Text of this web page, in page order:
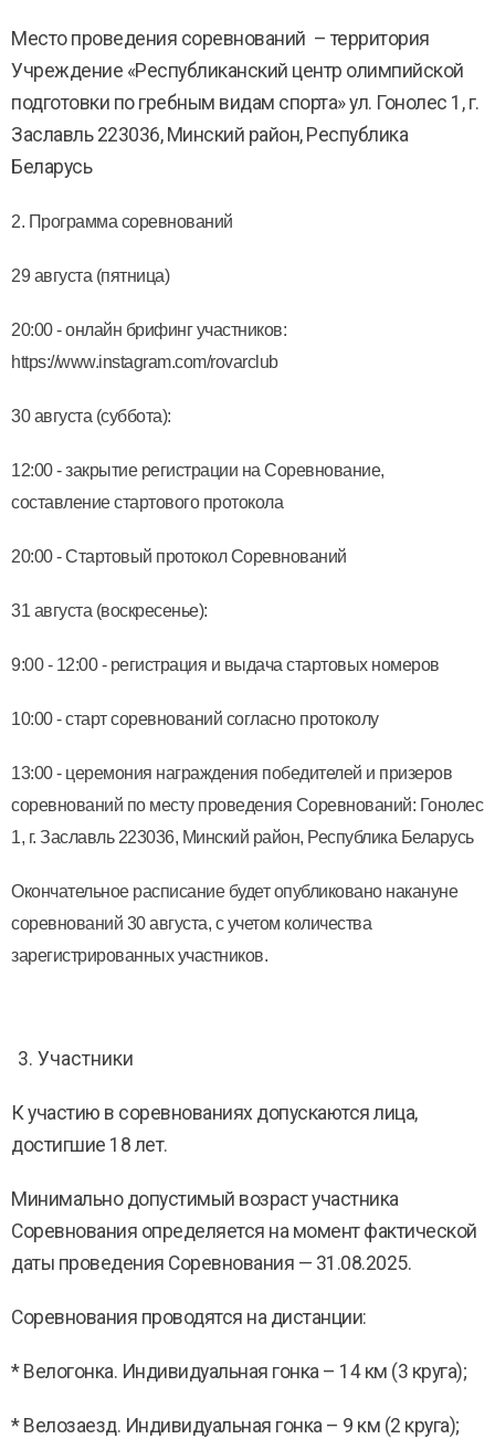
Место проведения соревнований – территория
Учреждение «Республиканский центр олимпийской
подготовки по гребным видам спорта» ул. Гонолес 1, г.
Заславль 223036, Минский район, Республика
Беларусь
2. Программа соревнований
29 августа (пятница)
20:00 - онлайн брифинг участников:
https://www.instagram.com/rovarclub
30 августа (суббота):
12:00 - закрытие регистрации на Соревнование,
составление стартового протокола
20:00 - Стартовый протокол Соревнований
31 августа (воскресенье):
9:00 - 12:00 - регистрация и выдача стартовых номеров
10:00 - старт соревнований согласно протоколу
13:00 - церемония награждения победителей и призеров
соревнований по месту проведения Соревнований: Гонолес
1, г. Заславль 223036, Минский район, Республика Беларусь
Окончательное расписание будет опубликовано накануне
соревнований 30 августа, с учетом количества
зарегистрированных участников.
Участники
К участию в соревнованиях допускаются лица,
достигшие 18 лет.
Минимально допустимый возраст участника
Соревнования определяется на момент фактической
даты проведения Соревнования — 31.08.2025.
Соревнования проводятся на дистанции:
* Велогонка. Индивидуальная гонка – 14 км (3 круга);
* Велозаезд. Индивидуальная гонка – 9 км (2 круга);